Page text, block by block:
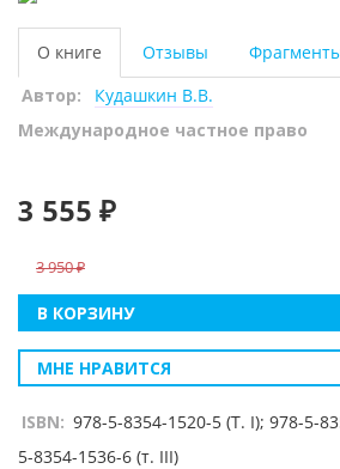
О книге Отзывы
Автор:
Кудашкин В.В.
Международное частное право
3 555 ₽
3 950
В КОРЗИНУ
МНЕ НРАВИТСЯ
ISBN: 978-5-8354-1520-5 (Т. I); 978-5-
5-8354-1536-6 (т. III)